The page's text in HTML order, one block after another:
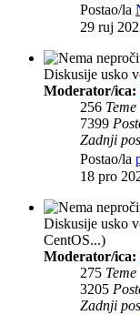
Postao/la
29 ruj
Diskusije usko
Moderator/ica:
256 Teme
7399
Zadnji
Postao/la
18 pro
Diskusije usko
CentOS...)
Moderator/ica:
275 Teme
3205
Zadnji